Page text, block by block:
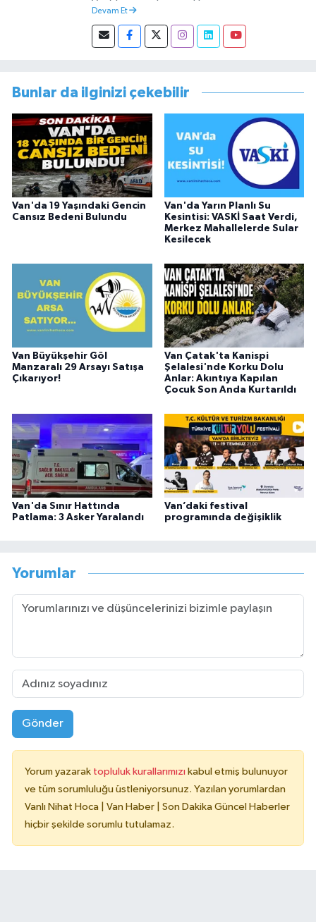
Van’da tamamlamıştır. Hacettepe mezunu
başlamıştır. Asteğmen olarak yaptığı vatani
görevi dönüşü Van Sosyal Hizmetler İl
görevini yürütürken istifa edip sosyal medyayı
tercih etmiştir.
Devam Et
Bunlar da ilginizi çekebilir
Van'da 19 Yaşındaki Gencin
Cansız Bedeni Bulundu
Van'da Yarın Planlı Su
Kesintisi: VASKİ Saat Verdi,
Merkez Mahallelerde Sular
Kesilecek
Van Büyükşehir Göl
Manzaralı 29 Arsayı Satışa
Çıkarıyor!
Van Çatak'ta Kanispi
Şelalesi'nde Korku Dolu
Anlar: Akıntıya Kapılan
Çocuk Son Anda Kurtarıldı
Van'da Sınır Hattında
Patlama: 3 Asker Yaralandı
Van’daki festival
programında değişiklik
Yorumlar
Gönder
Yorum yazarak topluluk kurallarımızı kabul etmiş bulunuyor
ve tüm sorumluluğu üstleniyorsunuz. Yazılan yorumlardan
Vanlı Nihat Hoca | Van Haber | Son Dakika Güncel Haberler
hiçbir şekilde sorumlu tutulamaz.